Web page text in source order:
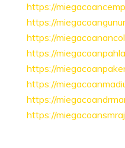
https://
https://
https://
https://
https://
https://
https://
https://